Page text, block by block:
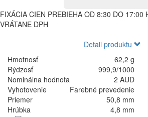
FIXÁCIA CIEN PREBIEHA OD 8:30 DO 17:00
VRÁTANE DPH
Detail produktu
Hmotnosť
62,2 g
Rýdzosť
999,9/1000
Nominálna hodnota
2 AUD
Vyhotovenie
Farebné prevedenie
Priemer
50,8 mm
Hrúbka
4,8 mm